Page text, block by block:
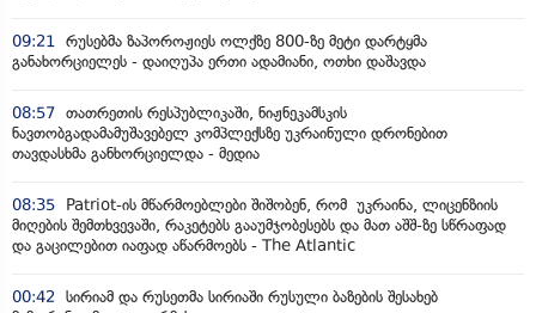
09:21
რუსებმა ზაპოროჟიეს ოლქზე 800-ზე მეტი დარტყმა
განახორციელეს - დაიღუპა ერთი ადამიანი, ოთხი დაშავდა
08:57 თათრეთის რესპუბლიკაში, ნიჟნეკამსკის
ნავთობგადამამუშავებელ კომპლექსზე უკრაინული დრონებით
თავდასხმა განხორციელდა - მედია
08:35
Patriot-ის მწარმოებლები შიშობენ, რომ უკრაინა, ლიცენზიის
მიღების შემთხვევაში, რაკეტებს გააუმჯობესებს და მათ აშშ-ზე სწრაფად
და გაცილებით იაფად აწარმოებს - The Atlantic
00:42
სირიამ და რუსეთმა სირიაში რუსული ბაზების შესახებ